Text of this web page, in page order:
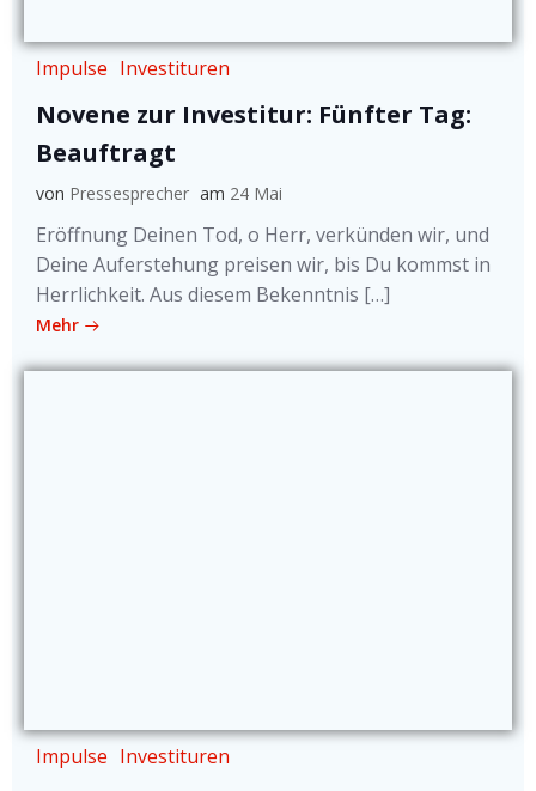
Impulse Investituren
Novene zur Investitur: Fünfter Tag:
Beauftragt
von Pressesprecher am 24 Mai
Eröffnung Deinen Tod, o Herr, verkünden wir, und
Deine Auferstehung preisen wir, bis Du kommst in
Herrlichkeit. Aus diesem Bekenntnis […]
Mehr
Impulse Investituren